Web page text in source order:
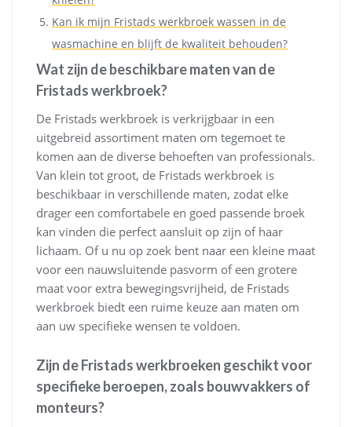
Kan ik mijn Fristads werkbroek wassen in de
wasmachine en blijft de kwaliteit behouden?
Wat zijn de beschikbare maten van de
Fristads werkbroek?
De Fristads werkbroek is verkrijgbaar in een
uitgebreid assortiment maten om tegemoet te
komen aan de diverse behoeften van professionals.
Van klein tot groot, de Fristads werkbroek is
beschikbaar in verschillende maten, zodat elke
drager een comfortabele en goed passende broek
kan vinden die perfect aansluit op zijn of haar
lichaam. Of u nu op zoek bent naar een kleine maat
voor een nauwsluitende pasvorm of een grotere
maat voor extra bewegingsvrijheid, de Fristads
werkbroek biedt een ruime keuze aan maten om
aan uw specifieke wensen te voldoen.
Zijn de Fristads werkbroeken geschikt voor
specifieke beroepen, zoals bouwvakkers of
monteurs?